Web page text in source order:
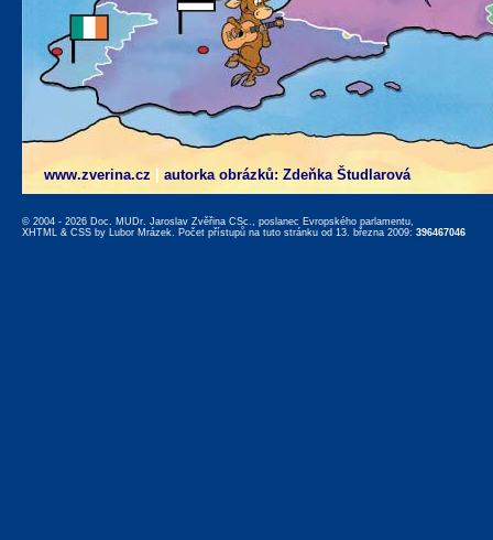
www.zverina.cz autorka obrázků: Zdeňka Študlarová
© 2004 - 2026 Doc. MUDr. Jaroslav Zvěřina CSc., poslanec Evropského parlamentu,
XHTML & CSS by Lubor Mrázek. Počet přístupů na tuto stránku od 13. března 2009: 396467046